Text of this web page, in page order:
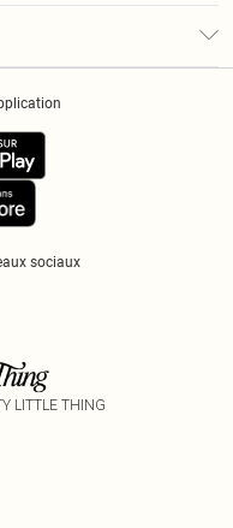
sociaux
LITTLE THING